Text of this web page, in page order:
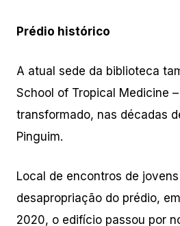
Prédio histórico
A atual sede da biblioteca
School of Tropical Medicine
transformado, nas décadas
Pinguim.
Local de encontros de
desapropriação do prédio,
2020, o edifício passou por